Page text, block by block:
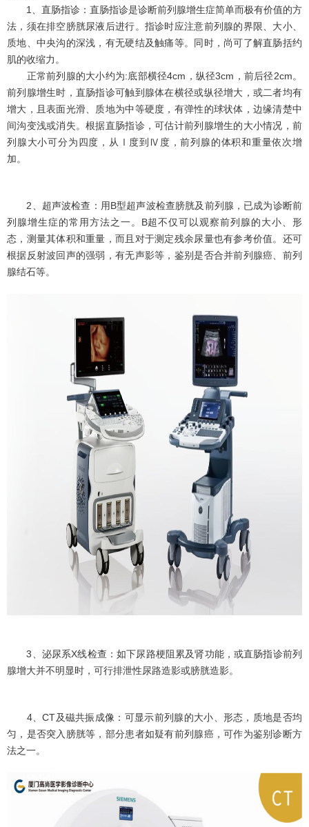
1、直肠指诊：直肠指诊是诊断前列腺增生症简单而极有价值的方
法，须在排空膀胱尿液后进行。指诊时应注意前列腺的界限、大小、
质地、中央沟的深浅，有无硬结及触痛等。同时，尚可了解直肠括约
肌的收缩力。
正常前列腺的大小约为:底部横径4cm，纵径3cm，前后径2cm。
前列腺增生时，直肠指诊可触到腺体在横径或纵径增大，或二者均有
增大，且表面光滑、质地为中等硬度，有弹性的球状体，边缘清楚中
间沟变浅或消失。根据直肠指诊，可估计前列腺增生的大小情况，前
列腺大小可分为四度，从Ⅰ度到Ⅳ度，前列腺的体积和重量依次增
加。
2、超声波检查：用B型超声波检查膀胱及前列腺，已成为诊断前
列腺增生症的常用方法之一。B超不仅可以观察前列腺的大小、形
态，测量其体积和重量，而且对于测定残余尿量也有参考价值。还可
根据反射波回声的强弱，有无声影等，鉴别是否合并前列腺癌、前列
腺结石等。
3、泌尿系X线检查：如下尿路梗阻累及肾功能，或直肠指诊前列
腺增大并不明显时，可行排泄性尿路造影或膀胱造影。
4、CT及磁共振成像：可显示前列腺的大小、形态，质地是否均
匀，是否突入膀胱等，部分患者如疑有前列腺癌，可作为鉴别诊断方
法之一。